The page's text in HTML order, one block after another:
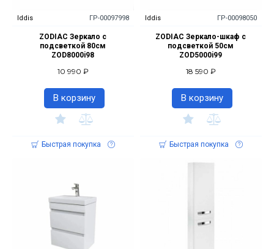
Iddis ГР-00097998
ZODIAC Зеркало с
подсветкой 80см
ZOD8000i98
10 990 ₽
В корзину
Быстрая покупка
Iddis ГР-00098050
ZODIAC Зеркало-шкаф с
подсветкой 50см
ZOD5000i99
18 590 ₽
В корзину
Быстрая покупка